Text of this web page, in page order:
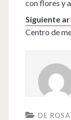
con flores y
Siguiente
Centro de
DE